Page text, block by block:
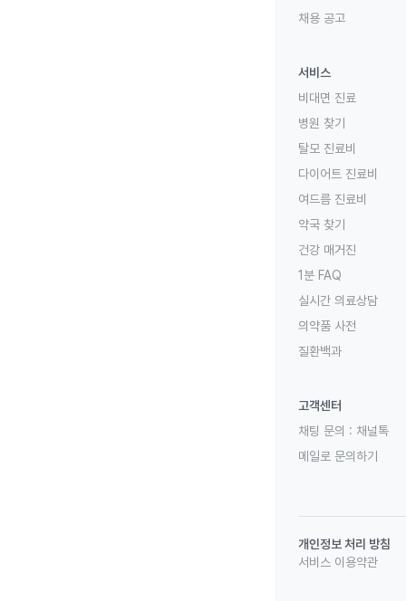
채용 공고
서비스
비대면 진료
병원 찾기
탈모 진료비
다이어트 진료비
여드름 진료비
약국 찾기
건강 매거진
1분 FAQ
실시간 의료상담
의약품 사전
질환백과
고객센터
채팅 문의 : 채널톡
메일로 문의하기
개인정보 처리 방침
서비스 이용약관